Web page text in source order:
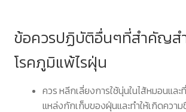
ข้อควรปฏิบัติอื่นๆที่สำคัญส
โรคภูมิแพ้ไรฝุ่น
ควร หลีกเลี่ยงการใช้นุ่นในไส้หมอนและ
แหล่งกักเก็บของฝุ่นและทำให้เกิดความ